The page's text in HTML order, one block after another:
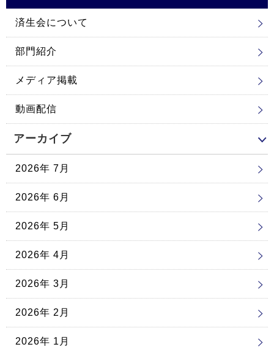
済生会について
部門紹介
メディア掲載
動画配信
アーカイブ
2026年 7月
2026年 6月
2026年 5月
2026年 4月
2026年 3月
2026年 2月
2026年 1月